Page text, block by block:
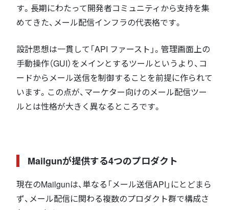
す。長期にわたって開発者コミュニティから支持を集
めてきた、メール配信インフラの代表格です。
設計思想は一貫して「API ファースト」。管理画面上の
手動操作（GUI）をメインとするツールというより、コ
ードからメール送信を制御することを前提に作られて
います。この点が、マーケター向けのメール配信ツー
ルとは性格が大きく異なるところです。
Mailgunが提供する4つのプロダクト
現在のMailgunは、単なる「メール送信API」にとどまら
ず、メール配信に関わる複数のプロダクト群で構成さ